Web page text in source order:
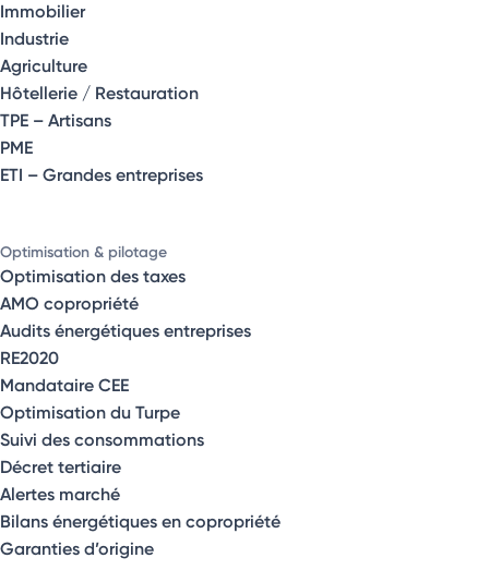
Immobilier
Industrie
Agriculture
Hôtellerie / Restauration
TPE – Artisans
PME
ETI – Grandes entreprises
Optimisation & pilotage
Optimisation des taxes
AMO copropriété
Audits énergétiques entreprises
RE2020
Mandataire CEE
Optimisation du Turpe
Suivi des consommations
Décret tertiaire
Alertes marché
Bilans énergétiques en copropriété
Garanties d’origine